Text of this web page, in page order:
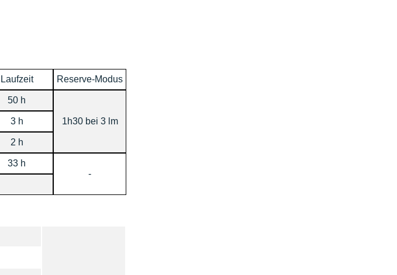
Laufzeit Reserve-Modus
50 h
1h30 bei 3 lm
3 h
2 h
33 h
-